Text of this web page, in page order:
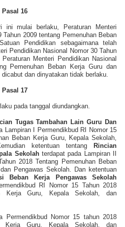
Pasal 16
ini mulai berlaku, Peraturan Menteri
Tahun 2009 tentang Pemenuhan Beban
Pendidikan sebagaimana telah
Pendidikan Nasional Nomor 30 Tahun
Menteri Pendidikan Nasional
Pemenuhan Beban Kerja Guru dan
dan dinyatakan tidak berlaku.
Pasal 17
pada tanggal diundangkan.
Tugas Tambahan Lain Guru Dan
Lampiran I Permendikbud RI Nomor 15
Beban Kerja Guru, Kepala Sekolah,
ketentuan tentang
Rincian
Sekolah terdapat pada Lampiran II
2018 Tentang Pemenuhan Beban
Pengawas Sekolah. Dan ketentuan
Beban Kerja Pengawas Sekolah
RI Nomor 15 Tahun 2018
Kerja Guru, Kepala Sekolah, dan
Permendikbud Nomor 15 tahun 2018
Kerja Guru, Kepala Sekolah, dan